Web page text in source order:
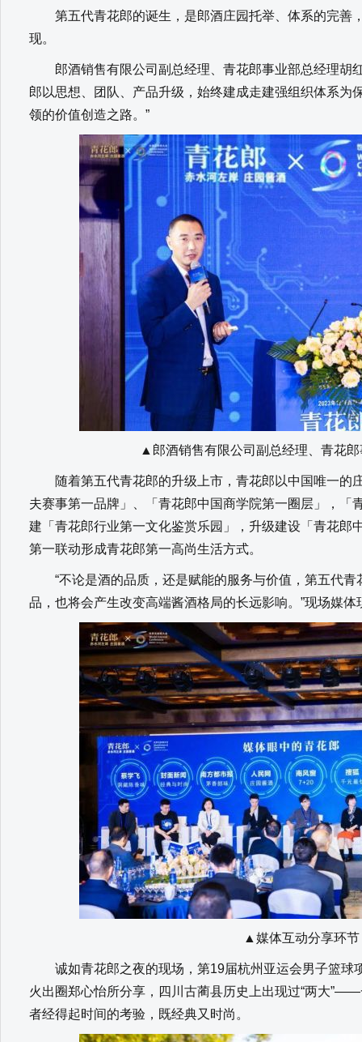
第五代青花郎的诞生，是郎酒庄园托举、体系的完善
现。
郎酒销售有限公司副总经理、青花郎事业部总经理胡
郎以思想、团队、产品升级，始终建成走建强组织体系为
领的价值创造之路。”
▲郎酒销售有限公司副总经理、青花
随着第五代青花郎的升级上市，青花郎以中国唯一的
夫赛事第一品牌」、「青花郎中国商学院第一圈层」，「
建「青花郎行业第一文化鉴赏乐园」，升级建设「青花郎
第一联动形成青花郎第一高尚生活方式。
“不论是酒的品质，还是赋能的服务与价值，第五代青
品，也将会产生改变高端酱酒格局的长远影响。”现场媒
▲媒体互动分享环节
诚如青花郎之夜的现场，第19届杭州亚运会男子篮球
火出圈郑心怡所分享，四川古蔺县历史上出现过“两大
者经得起时间的考验，既经典又时尚。